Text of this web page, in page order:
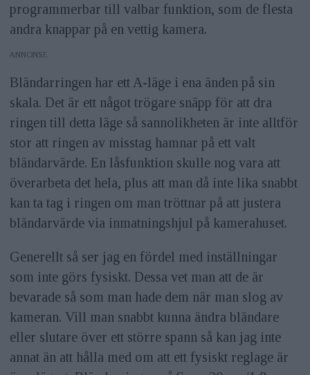
programmerbar till valbar funktion, som de flesta
andra knappar på en vettig kamera.
ANNONS
Bländarringen har ett A-läge i ena änden på sin
skala. Det är ett något trögare snäpp för att dra
ringen till detta läge så sannolikheten är inte alltför
stor att ringen av misstag hamnar på ett valt
bländarvärde. En låsfunktion skulle nog vara att
överarbeta det hela, plus att man då inte lika snabbt
kan ta tag i ringen om man tröttnar på att justera
bländarvärde via inmatningshjul på kamerahuset.
Generellt så ser jag en fördel med inställningar
som inte görs fysiskt. Dessa vet man att de är
bevarade så som man hade dem när man slog av
kameran. Vill man snabbt kunna ändra bländare
eller slutare över ett större spann så kan jag inte
annat än att hålla med om att ett fysiskt reglage är